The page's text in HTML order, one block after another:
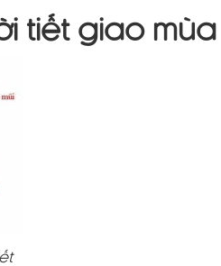
tiết giao mùa